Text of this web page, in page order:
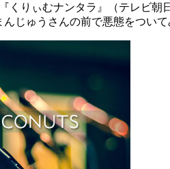
くりぃむナンタラ』（テレビ
じゅうさんの前で悪態をつい